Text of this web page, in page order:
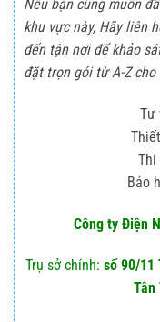
Nếu bạn cũng muốn
khu vực này, Hãy liên
đến tận nơi để khảo
đặt trọn gói từ A-Z
Tư
Thi
Bảo
Công ty Điện
Trụ sở chính: số 90/11
Tân